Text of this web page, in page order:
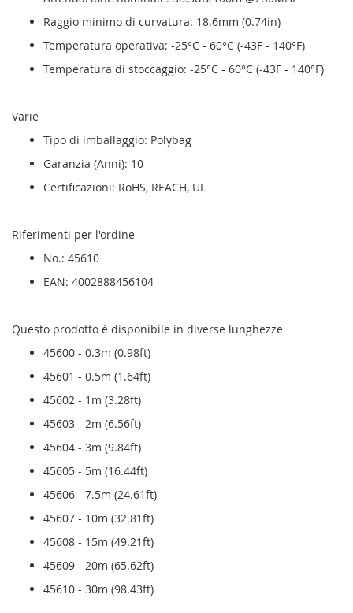
Raggio minimo di curvatura: 18.6mm (0.74in)
Temperatura operativa: -25°C - 60°C (-43F - 140°F)
Temperatura di stoccaggio: -25°C - 60°C (-43F - 140°F)
Varie
Tipo di imballaggio: Polybag
Garanzia (Anni): 10
Certificazioni: RoHS, REACH, UL
Riferimenti per l'ordine
No.: 45610
EAN: 4002888456104
Questo prodotto è disponibile in diverse lunghezze
45600 - 0.3m (0.98ft)
45601 - 0.5m (1.64ft)
45602 - 1m (3.28ft)
45603 - 2m (6.56ft)
45604 - 3m (9.84ft)
45605 - 5m (16.44ft)
45606 - 7.5m (24.61ft)
45607 - 10m (32.81ft)
45608 - 15m (49.21ft)
45609 - 20m (65.62ft)
45610 - 30m (98.43ft)